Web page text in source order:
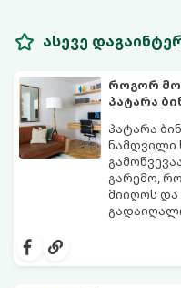
ასევე
როგორ
პატარა
პატარა
ნამდვილი
გარემო,
მიიღოს და